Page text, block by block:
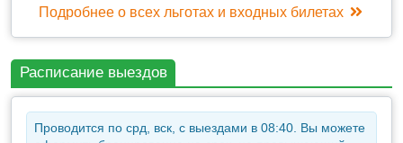
Порядок посещения объектов может меняться.
помещений основной экспозиции, находящихся на
реставрации, замещается осмотром помещений,
Подробнее о всех льготах и входных билетах
Расписание выездов
Проводится по срд, вск, с выездами в 08:40. Вы можете